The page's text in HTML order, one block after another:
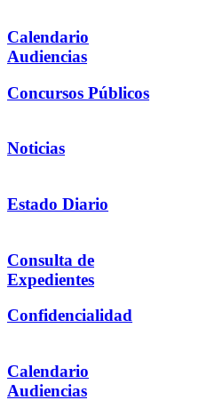
Calendario
Audiencias
Concursos Públicos
Noticias
Estado Diario
Consulta de
Expedientes
Confidencialidad
Calendario
Audiencias